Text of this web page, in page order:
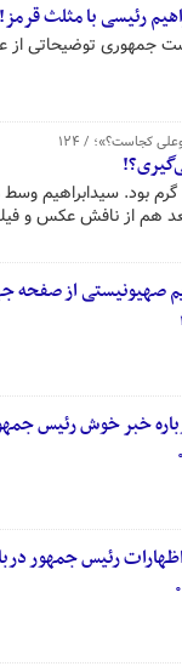
رئیسی با مثلث قرمز!
جمهوری توضیحاتی
کجاست؟»؛ / ۱۲۴
بود. سیدابراهیم
هم از نافش عکس و
صهیونیستی از
خبر خوش رئیس
رئیس جمهور